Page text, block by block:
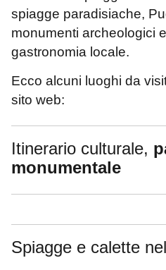
spiagge paradisiache,
monumenti archeologici
gastronomia locale.
Ecco alcuni luoghi da
sito web:
Itinerario culturale,
monumentale
Spiagge e calette